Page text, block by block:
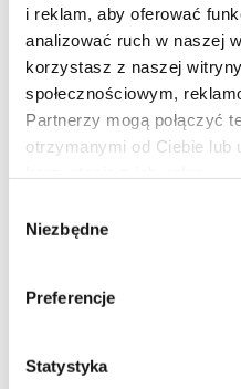
i reklam, aby oferować
analizować ruch w naszej
korzystasz z naszej
społecznościowym,
Partnerzy mogą połączyć
otrzymanymi od Ciebie lub
zgody
Niezbędne
Preferencje
Statystyka
GWIEZDNE
I GROGU 2D
Złowrogie Imperium upadło,
która stara się chronić
o pomoc do legendarnego
Djarina, i jego młodego ucznia,